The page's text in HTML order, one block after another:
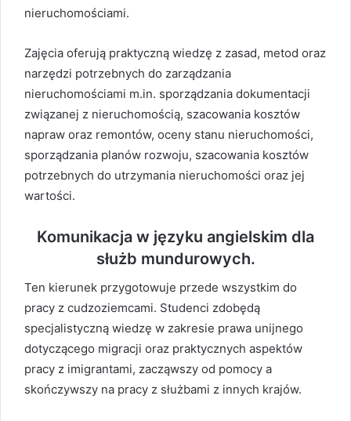
nieruchomościami.
Zajęcia oferują praktyczną wiedzę z zasad, metod oraz
narzędzi potrzebnych do zarządzania
nieruchomościami m.in. sporządzania dokumentacji
związanej z nieruchomością, szacowania kosztów
napraw oraz remontów, oceny stanu nieruchomości,
sporządzania planów rozwoju, szacowania kosztów
potrzebnych do utrzymania nieruchomości oraz jej
wartości.
Komunikacja w języku angielskim dla
służb mundurowych.
Ten kierunek przygotowuje przede wszystkim do
pracy z cudzoziemcami. Studenci zdobędą
specjalistyczną wiedzę w zakresie prawa unijnego
dotyczącego migracji oraz praktycznych aspektów
pracy z imigrantami, zacząwszy od pomocy a
skończywszy na pracy z służbami z innych krajów.